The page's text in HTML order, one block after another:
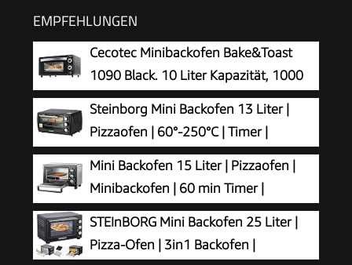
EMPFEHLUNGEN
Cecotec Minibackofen Bake&Toast
1090 Black. 10 Liter Kapazität, 1000
Watt Leistung, Temperaturregelung bis
230 ºC, 60-Minuten-Timer, Doppelglastür und
Quarzheizelemente für die Speisenzubereitung
Steinborg Mini Backofen 13 Liter |
Pizzaofen | 60°-250°C | Timer |
aufklappbares Krümelblech |
Minibackofen | Backofen | Kleiner Backofen | 900
Watt
Mini Backofen 15 Liter | Pizzaofen |
Minibackofen | 60 min Timer |
100°-230°C | 1200 Watt | Backofen |
Krümelblech | Mini Oven | Camping Ofen |
Kleiner Backofen | Energiesparend
STEInBORG Mini Backofen 25 Liter |
Pizza-Ofen | 3in1 Backofen |